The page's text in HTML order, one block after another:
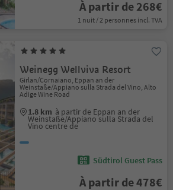
À partir de 268€
1 nuit / 2 personnes incl. TVA
Weinegg Wellviva Resort
Girlan/Cornaiano, Eppan an der
Weinstaße/Appiano sulla Strada del Vino, Alto
Adige Wine Road
1.8 km à partir de Eppan an der
Weinstaße/Appiano sulla Strada del
Vino centre de
Südtirol Guest Pass
À partir de 478€